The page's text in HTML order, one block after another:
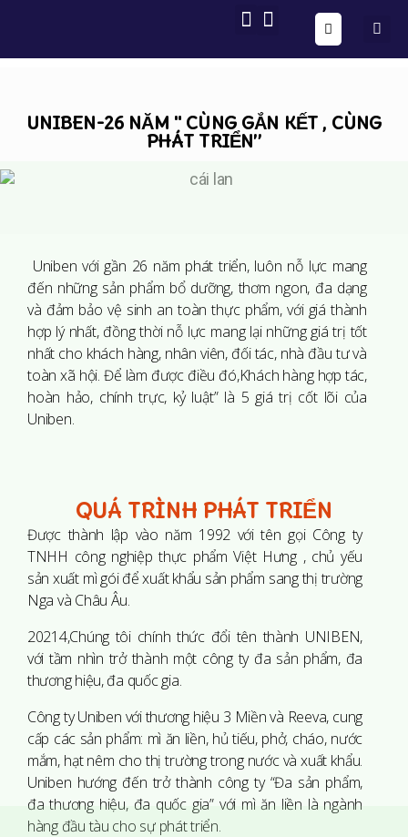
UNIBEN-26 NĂM " CÙNG GẮN KẾT , CÙNG
PHÁT TRIỂN”
Uniben với gần 26 năm phát triển, luôn nỗ lực mang
đến những sản phẩm bổ dưỡng, thơm ngon, đa dạng
và đảm bảo vệ sinh an toàn thực phẩm, với giá thành
hợp lý nhất, đồng thời nỗ lực mang lại những giá trị tốt
nhất cho khách hàng, nhân viên, đối tác, nhà đầu tư và
toàn xã hội. Để làm được điều đó,Khách hàng hợp tác,
hoàn hảo, chính trực, kỷ luật” là 5 giá trị cốt lõi của
Uniben.
QUÁ TRÌNH PHÁT TRIỂN
Được thành lập vào năm 1992 với tên gọi Công ty
TNHH công nghiệp thực phẩm Việt Hưng , chủ yếu
sản xuất mì gói để xuất khẩu sản phẩm sang thị trường
Nga và Châu Âu.
20214,Chúng tôi chính thức đổi tên thành UNIBEN,
với tầm nhìn trở thành một công ty đa sản phẩm, đa
thương hiệu, đa quốc gia.
Công ty Uniben với thương hiệu 3 Miền và Reeva, cung
cấp các sản phẩm: mì ăn liền, hủ tiếu, phở, cháo, nước
mắm, hạt nêm cho thị trường trong nước và xuất khẩu.
Uniben hướng đến trở thành công ty “Đa sản phẩm,
đa thương hiệu, đa quốc gia” với mì ăn liền là ngành
hàng đầu tàu cho sự phát triển.